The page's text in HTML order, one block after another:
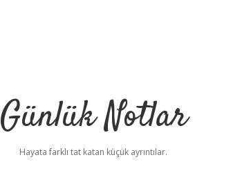
Günlük Notlar
Hayata farklı tat katan küçük ayrıntılar.